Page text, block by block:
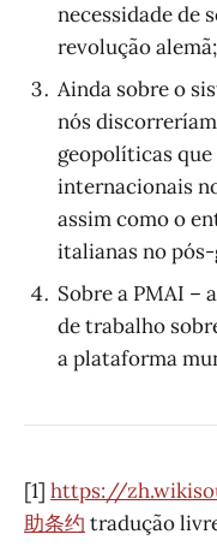
necessidade de
revolução alemã;
Ainda sobre o
nós
geopolíticas
internacionais
assim como o
italianas no
Sobre a PMAI –
de trabalho
a plataforma
[1] https://
助条约 tradução